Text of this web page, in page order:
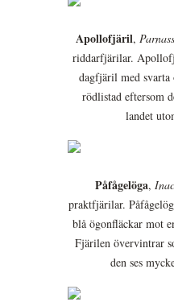
Apollofjäril,
riddarfjärilar.
dagfjäril med svarta
rödlistad eftersom
landet
Påfågelöga,
praktfjärilar.
blå ögonfläckar mot
Fjärilen övervintrar
den ses